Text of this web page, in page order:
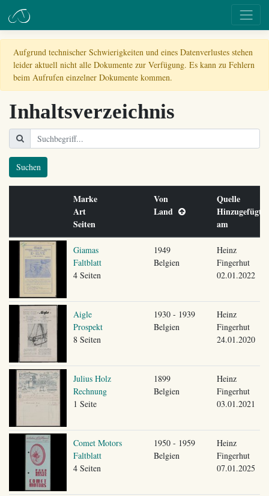
Aufgrund technischer Schwierigkeiten und eines Datenverlustes stehen
leider aktuell nicht alle Dokumente zur Verfügung. Es kann zu Fehlern
beim Aufrufen einzelner Dokumente kommen.
Inhaltsverzeichnis
Suchen
Marke
Art
Seiten
Von
Land
Quelle
Hinzugefügt
am
Giamas
Faltblatt
4 Seiten
1949
Belgien
Heinz
Fingerhut
02.01.2022
Aigle
Prospekt
8 Seiten
1930 - 1939
Belgien
Heinz
Fingerhut
24.01.2020
Julius Holz
Rechnung
1 Seite
1899
Belgien
Heinz
Fingerhut
03.01.2021
Comet Motors
Faltblatt
4 Seiten
1950 - 1959
Belgien
Heinz
Fingerhut
07.01.2025